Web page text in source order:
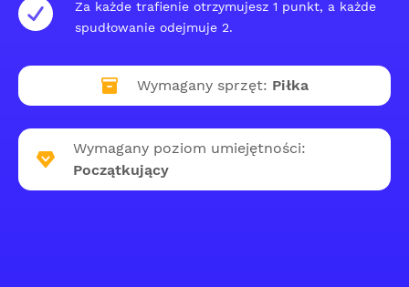
Za każde trafienie otrzymujesz 1 punkt, a każde
spudłowanie odejmuje 2.
Wymagany sprzęt: Piłka
Wymagany poziom umiejętności:
Początkujący